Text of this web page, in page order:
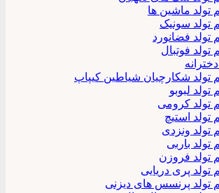
تولد ماشین ها
تولد سونیک
تولد فضانورد
تولد فوتبال
تولد شکارچیان شیاطین کیپاپ
تولد لبوبو
تولد کرومی
تولد استیچ
تولد ونزدی
تولد باربی
تولد فروزن
تولد پری دریایی
تولد پرنسس های دیزنی